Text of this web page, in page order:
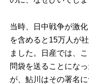
当時、日中戦争が激
を含めると15万人が
ました。日産では、
問袋を送ることにな
が、鮎川はその署名